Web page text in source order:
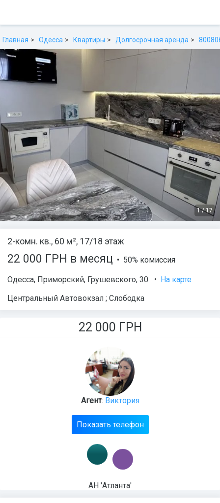
Главная Одесса Квартиры Долгосрочная аренда
1/17
2-комн. кв., 60 м², 17/18 этаж
22 000 ГРН в месяц • 50% комиссия
Одесса, Приморский, Грушевского, 30 • На карте
Центральный Автовокзал ; Слободка
22 000 ГРН
Агент: Виктория
Показать телефон
АН 'Атланта'